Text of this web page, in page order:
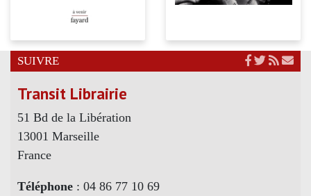
SUIVRE
Transit Librairie
51 Bd de la Libération
13001 Marseille
France
Téléphone : 04 86 77 10 69